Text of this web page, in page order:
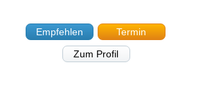
Empfehlen
Termin
Zum Profil